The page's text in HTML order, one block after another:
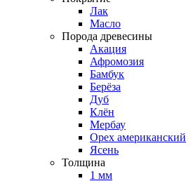
Лак
Масло
Порода древесины
Акация
Афромозия
Бамбук
Берёза
Дуб
Клён
Мербау
Орех американский
Ясень
Толщина
1 мм